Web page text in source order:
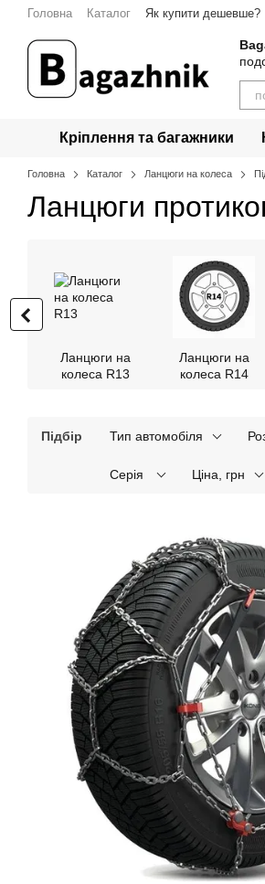
Перейти до основного контенту
Головна Каталог Як купити дешевше?
Кріплення та багажники
Головна Каталог Ланцюги на колеса
Ланцюги
Ланцюги на
колеса R13
Ланцюги на
колеса R14
Підбір Тип автомобіля
Серія Ціна, грн